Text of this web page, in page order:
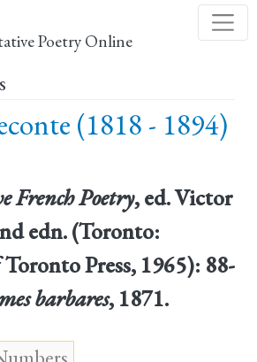
to
main
Poetry Online
(1818 - 1894)
French Poetry, ed. Victor
edn. (Toronto:
Press, 1965): 88-
barbares, 1871.